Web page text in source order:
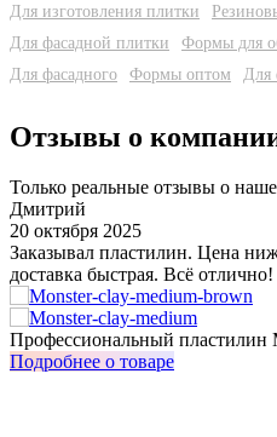
Для изготовления плитки
Для фасадной плитки
Формы для
Для фасадного
Формы оптом Для
Отзывы о
Только реальные отзывы о
Дмитрий
20 октября 2025
Заказывал пластилин. Цена
доставка быстрая. Всё отлично!
Профессиональный пластилин
Подробнее о товаре